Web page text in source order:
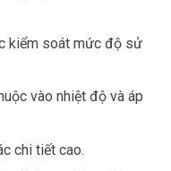
kiểm soát mức độ sử
vào nhiệt độ và áp
chi tiết cao.